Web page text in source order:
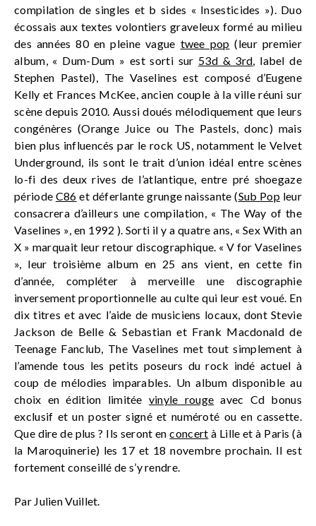
compilation de singles et b sides « Insesticides »). Duo
écossais aux textes volontiers graveleux formé au milieu
des années 80 en pleine vague twee pop (leur premier
album, « Dum-Dum » est sorti sur 53d & 3rd, label de
Stephen Pastel), The Vaselines est composé d’Eugene
Kelly et Frances McKee, ancien couple à la ville réuni sur
scène depuis 2010. Aussi doués mélodiquement que leurs
congénères (Orange Juice ou The Pastels, donc) mais
bien plus influencés par le rock US, notamment le Velvet
Underground, ils sont le trait d’union idéal entre scènes
lo-fi des deux rives de l’atlantique, entre pré shoegaze
période C86 et déferlante grunge naissante (Sub Pop leur
consacrera d’ailleurs une compilation, « The Way of the
Vaselines », en 1992 ). Sorti il y a quatre ans, « Sex With an
X » marquait leur retour discographique. « V for Vaselines
», leur troisième album en 25 ans vient, en cette fin
d’année, compléter à merveille une discographie
inversement proportionnelle au culte qui leur est voué. En
dix titres et avec l’aide de musiciens locaux, dont Stevie
Jackson de Belle & Sebastian et Frank Macdonald de
Teenage Fanclub, The Vaselines met tout simplement à
l’amende tous les petits poseurs du rock indé actuel à
coup de mélodies imparables. Un album disponible au
choix en édition limitée vinyle rouge avec Cd bonus
exclusif et un poster signé et numéroté ou en cassette.
Que dire de plus ? Ils seront enconcert à Lille et à Paris (à
la Maroquinerie) les 17 et 18 novembre prochain. Il est
fortement conseillé de s’y rendre.
Par Julien Vuillet.